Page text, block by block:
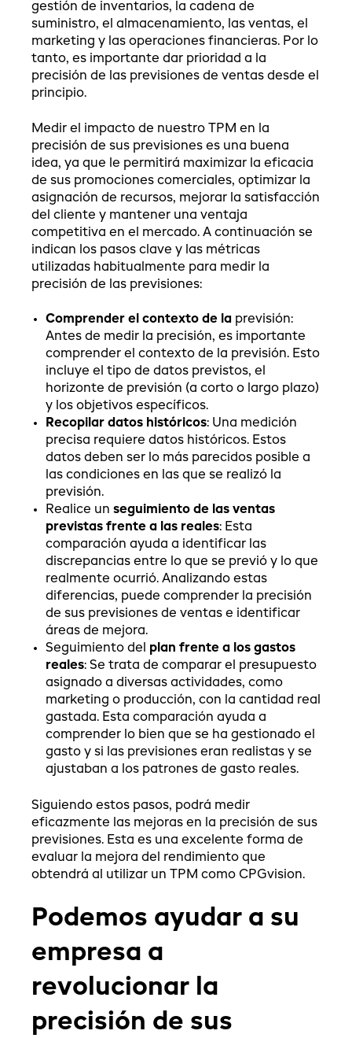
gestión de inventarios, la cadena de
suministro, el almacenamiento, las ventas, el
marketing y las operaciones financieras. Por lo
tanto, es importante dar prioridad a la
precisión de las previsiones de ventas desde el
principio.
Medir el impacto de nuestro TPM en la
precisión de sus previsiones es una buena
idea, ya que le permitirá maximizar la eficacia
de sus promociones comerciales, optimizar la
asignación de recursos, mejorar la satisfacción
del cliente y mantener una ventaja
competitiva en el mercado. A continuación se
indican los pasos clave y las métricas
utilizadas habitualmente para medir la
precisión de las previsiones:
Comprender el contexto de laprevisión:
Antes de medir la precisión, es importante
comprender el contexto de la previsión. Esto
incluye el tipo de datos previstos, el
horizonte de previsión (a corto o largo plazo)
y los objetivos específicos.
Recopilar datos históricos: Una medición
precisa requiere datos históricos. Estos
datos deben ser lo más parecidos posible a
las condiciones en las que se realizó la
previsión.
Realice un seguimiento de las ventas
previstas frente a las reales: Esta
comparación ayuda a identificar las
discrepancias entre lo que se previó y lo que
realmente ocurrió. Analizando estas
diferencias, puede comprender la precisión
de sus previsiones de ventas e identificar
áreas de mejora.
Seguimiento del plan frente a los gastos
reales: Se trata de comparar el presupuesto
asignado a diversas actividades, como
marketing o producción, con la cantidad real
gastada. Esta comparación ayuda a
comprender lo bien que se ha gestionado el
gasto y si las previsiones eran realistas y se
ajustaban a los patrones de gasto reales.
Siguiendo estos pasos, podrá medir
eficazmente las mejoras en la precisión de sus
previsiones. Esta es una excelente forma de
evaluar la mejora del rendimiento que
obtendrá al utilizar un TPM como CPGvision.
Podemos ayudar a su
empresa a
revolucionar la
precisión de sus